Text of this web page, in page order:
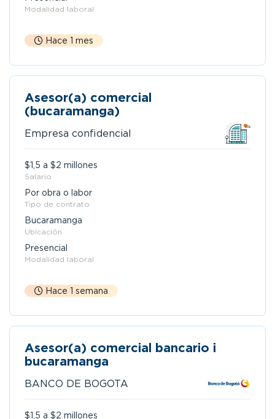
Modalidad laboral
Hace 1 mes
Asesor(a) comercial
(bucaramanga)
Empresa confidencial
$1,5 a $2 millones
Salario
Por obra o labor
Tipo de contrato
Bucaramanga
Ubicación
Presencial
Modalidad laboral
Hace 1 semana
Asesor(a) comercial bancario i
bucaramanga
BANCO DE BOGOTA
$1,5 a $2 millones